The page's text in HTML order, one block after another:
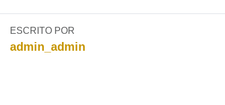
ESCRITO POR
admin_admin